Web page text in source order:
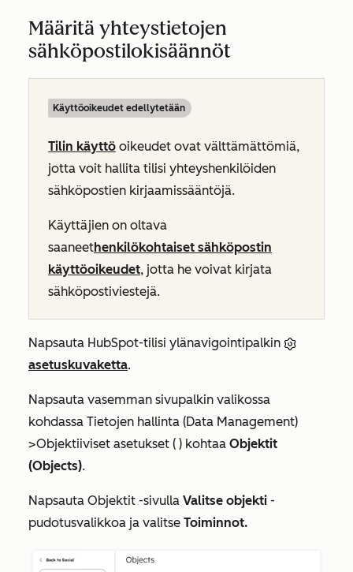
Määritä yhteystietojen
sähköpostilokisäännöt
Käyttöoikeudet edellytetään
Tilin käyttö oikeudet ovat välttämättömiä,
jotta voit hallita tilisi yhteyshenkilöiden
sähköpostien kirjaamissääntöjä.
Käyttäjien on oltava
saaneethenkilökohtaiset sähköpostin
käyttöoikeudet, jotta he voivat kirjata
sähköpostiviestejä.
Napsauta HubSpot-tilisi ylänavigointipalkin
asetuskuvaketta.
Napsauta vasemman sivupalkin valikossa
kohdassa Tietojen hallinta (Data Management)
>Objektiiviset asetukset ( ) kohtaa Objektit
(Objects).
Napsauta Objektit -sivulla Valitse objekti -
pudotusvalikkoa ja valitse Toiminnot.